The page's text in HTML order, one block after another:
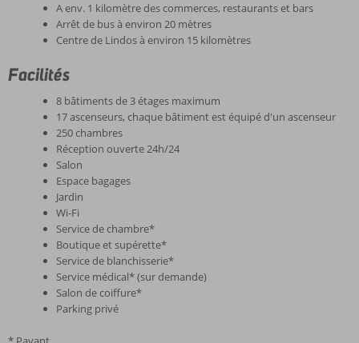
A env. 1 kilomètre des commerces, restaurants et bars
Arrêt de bus à environ 20 mètres
Centre de Lindos à environ 15 kilomètres
Facilités
8 bâtiments de 3 étages maximum
17 ascenseurs, chaque bâtiment est équipé d'un ascenseur
250 chambres
Réception ouverte 24h/24
Salon
Espace bagages
Jardin
Wi-Fi
Service de chambre*
Boutique et supérette*
Service de blanchisserie*
Service médical* (sur demande)
Salon de coiffure*
Parking privé